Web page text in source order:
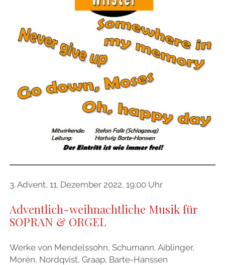
3. Advent, 11. Dezember 2022, 19:00 Uhr
Adventlich-weihnachtliche Musik für
SOPRAN & ORGEL
Werke von Mendelssohn, Schumann, Aiblinger,
Morén, Nordqvist, Graap, Barte-Hanssen